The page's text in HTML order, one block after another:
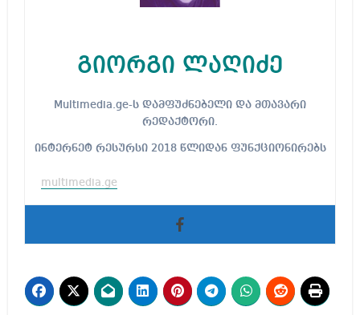
გიორგი ლაღიძე
Multimedia.ge-ს დამფუძნებელი და მთავარი
რედაქტორი.
ინტერნეტ რესურსი 2018 წლიდან ფუნქციონირებს
multimedia.ge